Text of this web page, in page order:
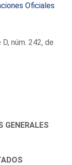
Oficiales
núm. 242, de
GENERALES